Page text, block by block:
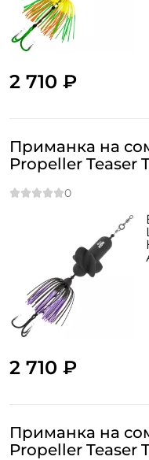
2 710 ₽
Приманка на
Propeller Teaser
2 710 ₽
Приманка на
Propeller Teaser